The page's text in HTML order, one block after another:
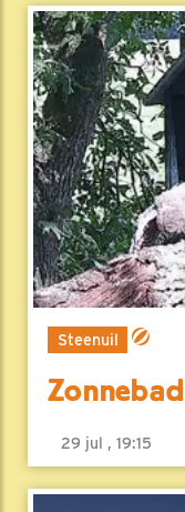
Steenuil
Zonnebad
29 jul , 19:15